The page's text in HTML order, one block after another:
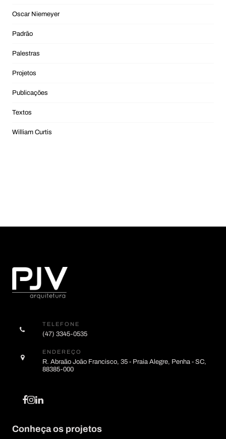
Oscar Niemeyer
Padrão
Palestras
Projetos
Publicações
Textos
William Curtis
TELEFONE
(47) 3345-0535
ENDEREÇO
R. Abraão João Francisco, 35 - Praia Alegre, Penha - SC,
88385-000
Conheça os projetos